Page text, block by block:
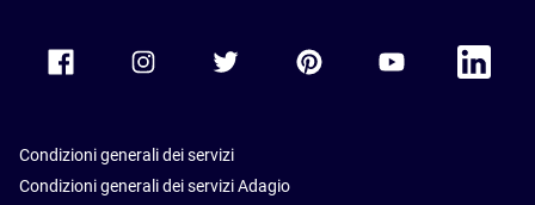
Accor Youtube
Accor
Condizioni generali dei servizi
Condizioni generali dei servizi Adagio